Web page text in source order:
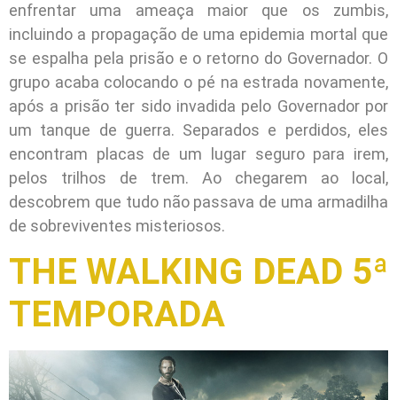
enfrentar uma ameaça maior que os zumbis,
incluindo a propagação de uma epidemia mortal que
se espalha pela prisão e o retorno do Governador. O
grupo acaba colocando o pé na estrada novamente,
após a prisão ter sido invadida pelo Governador por
um tanque de guerra. Separados e perdidos, eles
encontram placas de um lugar seguro para irem,
pelos trilhos de trem. Ao chegarem ao local,
descobrem que tudo não passava de uma armadilha
de sobreviventes misteriosos.
THE WALKING DEAD 5ª
TEMPORADA